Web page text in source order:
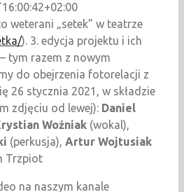
weterani „setek” w teatrze
). 3. edycja projektu i ich
tym razem z nowym
do obejrzenia fotorelacji z
26 stycznia 2021, w składzie
zdjęciu od lewej): Daniel
Woźniak (wokal),
(perkusja), Artur Wojtusiak
Trzpiot
na naszym kanale